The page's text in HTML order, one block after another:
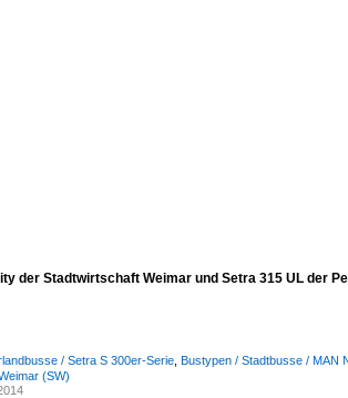
der Stadtwirtschaft Weimar und Setra 315 UL der
/ Setra S 300er-Serie Bustypen / Stadtbusse / MAN
(SW)